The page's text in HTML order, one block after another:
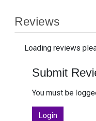
Reviews
Loading reviews
Submit
You must be
Login